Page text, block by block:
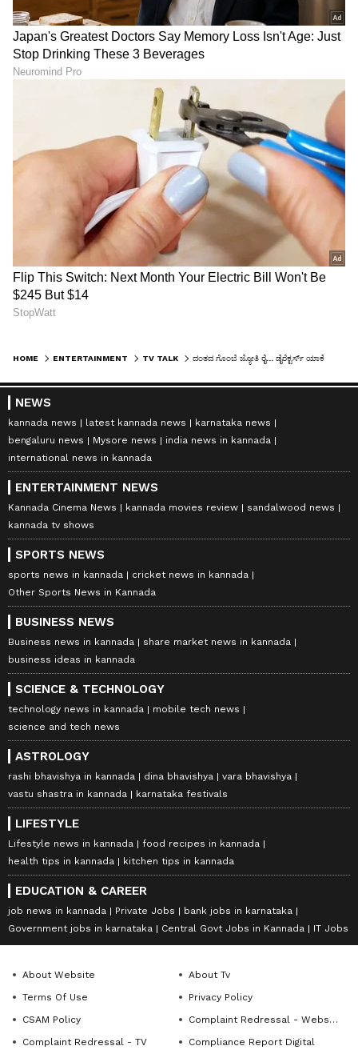
HOME ENTERTAINMENT TV TALK
NEWS
kannada news latest kannada news
karnataka news
bengaluru news
Mysore news
india news in kannada
international news in kannada
ENTERTAINMENT NEWS
Kannada Cinema News kannada movies review
sandalwood news
kannada tv shows
SPORTS NEWS
sports news in kannada
cricket news in kannada
Other Sports News in Kannada
BUSINESS NEWS
Business news in kannada
share market news in kannada
business ideas in kannada
SCIENCE & TECHNOLOGY
technology news in kannada
mobile tech news
science and tech news
ASTROLOGY
rashi bhavishya in kannada dina bhavishya
vara bhavishya
vastu shastra in kannada
karnataka festivals
LIFESTYLE
Lifestyle news in kannada
food recipes in kannada
health tips in kannada
kitchen tips in kannada
EDUCATION & CAREER
job news in kannada Private Jobs
bank jobs in karnataka
Government jobs in karnataka
Central Govt Jobs in Kannada IT Jobs
About Website
About Tv
Terms Of Use
Privacy Policy
CSAM Policy
Complaint Redressal - Website
Complaint Redressal - TV
Compliance Report Digital